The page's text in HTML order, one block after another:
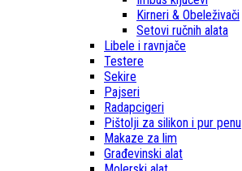
Kirneri & Obeleživači
Setovi ručnih alata
Libele i ravnjače
Testere
Sekire
Pajseri
Radapcigeri
Pištolji za silikon i pur penu
Makaze za lim
Građevinski alat